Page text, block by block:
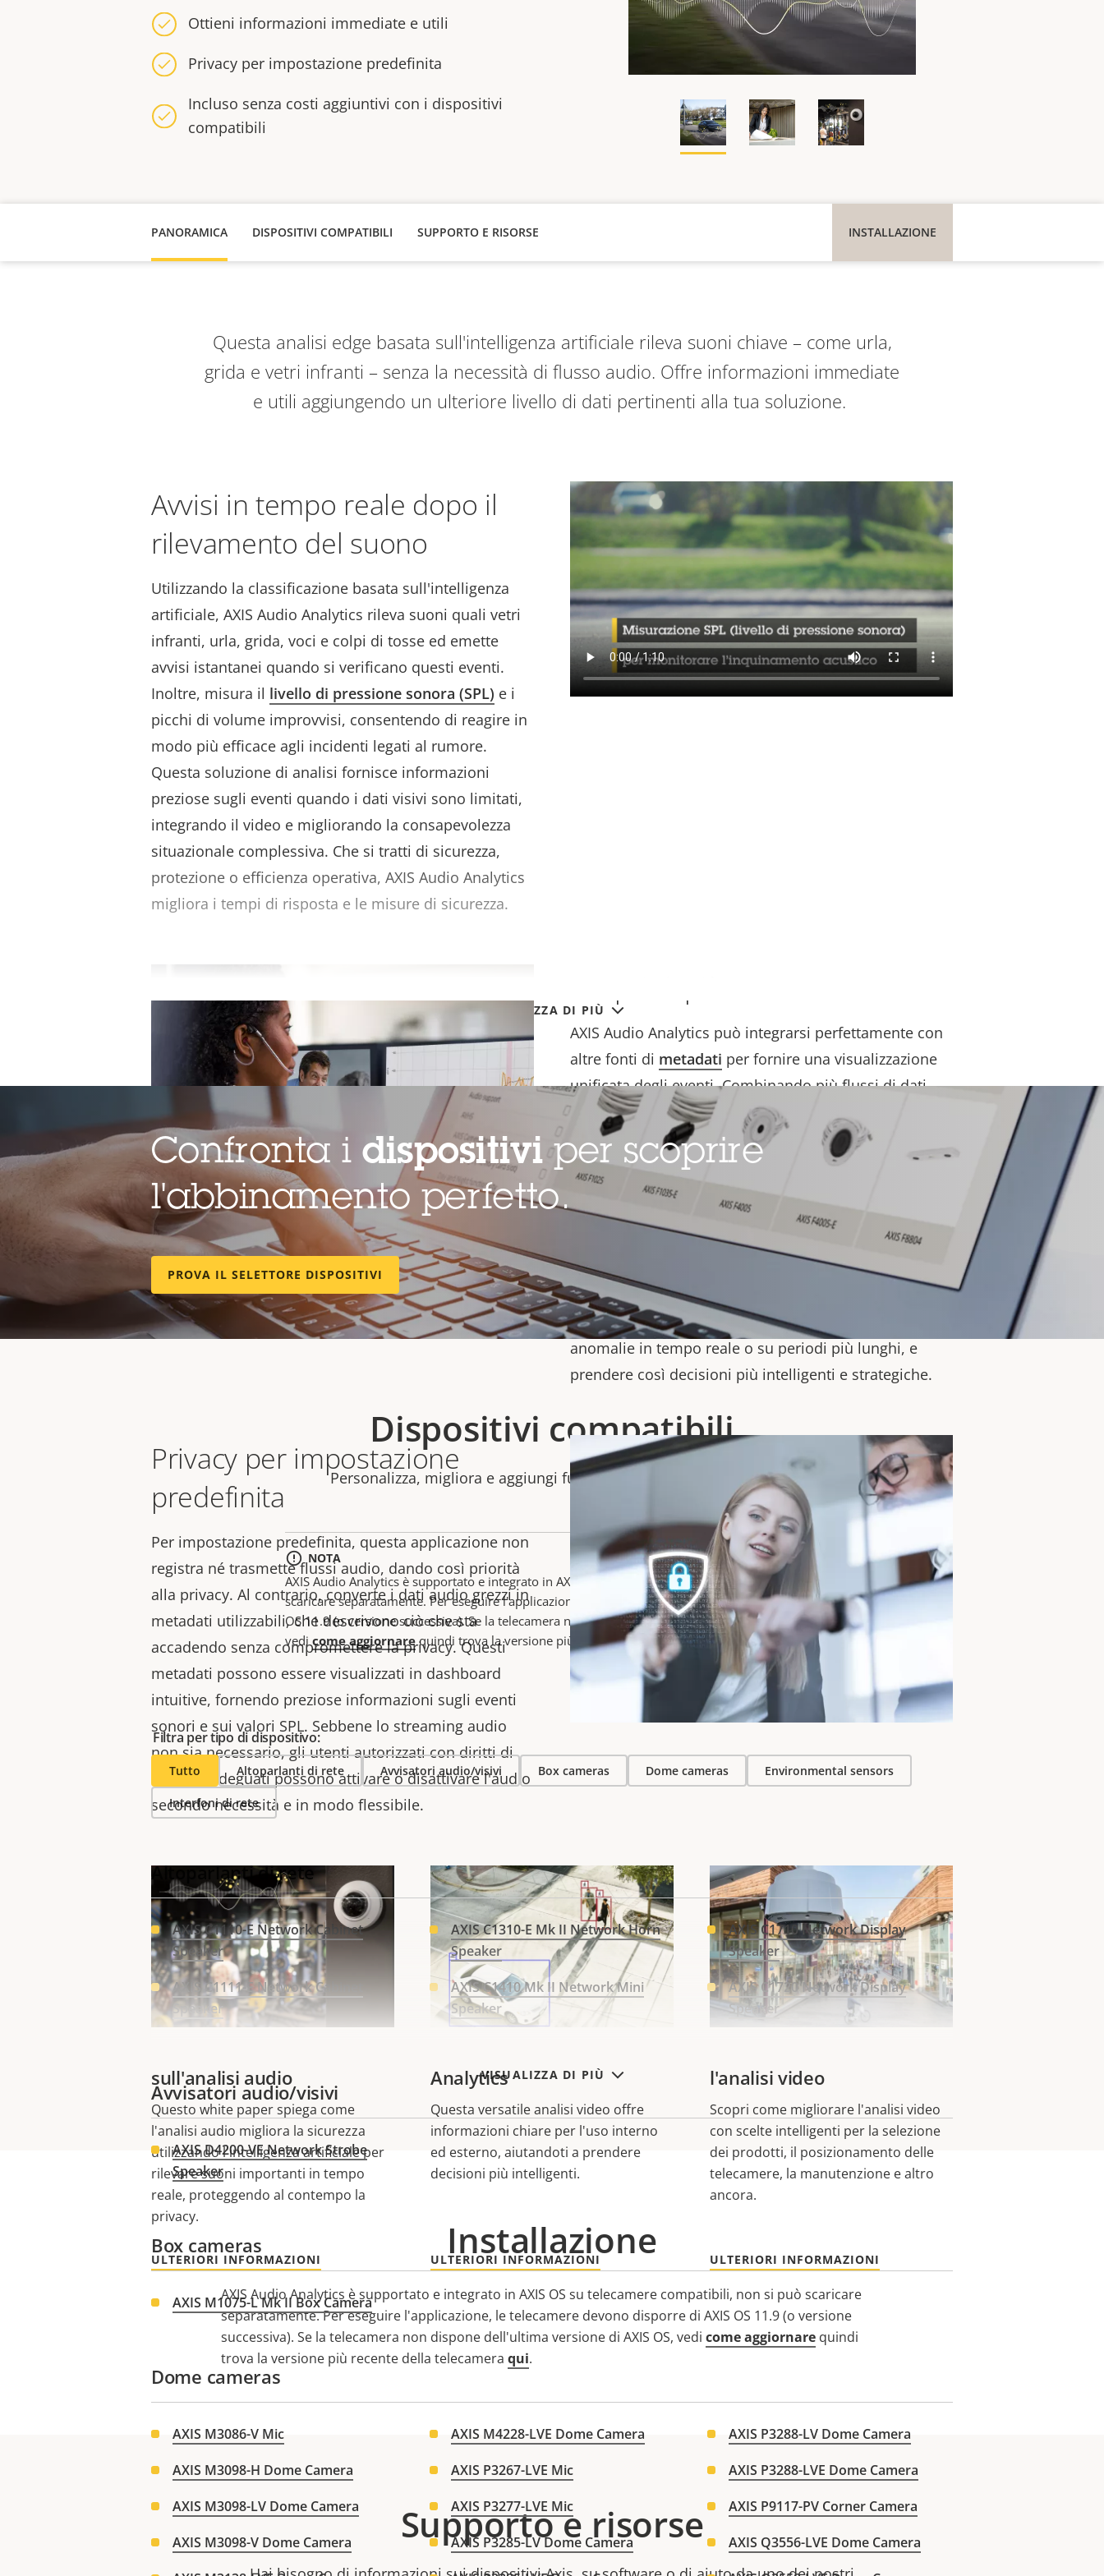
Ottieni informazioni immediate e utili
Privacy per impostazione predefinita​
Incluso senza costi aggiuntivi con i dispositivi
compatibili​
PANORAMICA DISPOSITIVI COMPATIBILI INSTALLAZIONE
SUPPORTO E RISORSE
VISUALIZZA DI PIÙ
Questa analisi edge basata sull'intelligenza artificiale rileva suoni chiave – come urla,
grida e vetri infranti – senza la necessità di flusso audio. Offre informazioni immediate
e utili aggiungendo un ulteriore livello di dati pertinenti alla tua soluzione.
Avvisi in tempo reale dopo il
rilevamento del suono
Utilizzando la classificazione basata sull'intelligenza
artificiale, AXIS Audio Analytics rileva suoni quali vetri
infranti, urla, grida, voci e colpi di tosse ed emette
avvisi istantanei quando si verificano questi eventi.
Inoltre, misura il livello di pressione sonora (SPL) e i
picchi di volume improvvisi, consentendo di reagire in
modo più efficace agli incidenti legati al rumore.
Questa soluzione di analisi fornisce informazioni
preziose sugli eventi quando i dati visivi sono limitati,
integrando il video e migliorando la consapevolezza
situazionale complessiva. Che si tratti di sicurezza,
protezione o efficienza operativa, AXIS Audio Analytics
migliora i tempi di risposta e le misure di sicurezza.
AXIS Audio Analytics può integrarsi perfettamente con
altre fonti di metadati per fornire una visualizzazione
unificata degli eventi. Combinando più flussi di dati,
consente analisi più approfondite e contribuisce a
garantire risposte appropriate e tempestive.
esempio, quando Audio Analytics viene combinato con
il video, il sistema può dirigere automaticamente una
telecamera PTZ verso la sorgente audio.
ConAXIS
Camera Station Proè possibile visualizzare i dati in
dashboard AXIS Data Insights e trasformarli
in informazioni utili. Inoltre, analizzando modelli e
tendenze del suono è possibile identificare eventi e
anomalie in tempo reale o su periodi più lunghi, e
prendere così decisioni più intelligenti e strategiche.
Privacy per impostazione
predefinita
Per impostazione predefinita, questa applicazione non
registra né trasmette flussi audio, dando così priorità
alla privacy. Al contrario, converte i dati audio grezzi in
metadati utilizzabili, che descrivono ciò che sta
accadendo senza compromettere la privacy. Questi
metadati possono essere visualizzati in dashboard
intuitive, fornendo preziose informazioni sugli eventi
sonori e sui valori SPL. Sebbene lo streaming audio
non sia necessario, gli utenti autorizzati con diritti di
accesso adeguati possono attivare o disattivare l'audio
secondo necessità e in modo flessibile.
sull'analisi audio
Questo white paper spiega come
l'analisi audio migliora la sicurezza
utilizzando l'intelligenza artificiale per
rilevare suoni importanti in tempo
reale, proteggendo al contempo la
privacy.
ULTERIORI INFORMAZIONI
Analytics​
Questa versatile analisi video offre
informazioni chiare per l'uso interno
ed esterno, aiutandoti a prendere
decisioni più intelligenti.
ULTERIORI INFORMAZIONI
l'analisi video
Scopri come migliorare l'analisi video
con scelte intelligenti per la selezione
dei prodotti, il posizionamento delle
telecamere, la manutenzione e altro
ancora.
ULTERIORI INFORMAZIONI
Confronta i dispositiviper scoprire
l'abbinamento perfetto.
PROVA IL SELETTORE DISPOSITIVI
Dispositivi compatibili
Personalizza, migliora e aggiungi funzionalità alla tua soluzione.
NOTA
AXIS Audio Analytics è supportato e integrato in AXIS OS su telecamere compatibili, non si può
scaricare separatamente. Per eseguire l'applicazione, le telecamere devono disporre di AXIS
OS 11.9 (o versione successiva).Se la telecamera non dispone dell'ultima versione di AXIS OS,
vedicome aggiornarequindi trova la versione più recente della telecameraqui
Filtra per tipo di dispositivo:
Tutto Altoparlanti di rete Avvisatori audio/visivi Box cameras Dome cameras Environmental sensors
Interfoni di rete
VISUALIZZA DI PIÙ
Altoparlanti di rete
AXIS C1110-E Network Cabinet
Speaker
AXIS C1111-E Network Cabinet
Speaker
AXIS C1310-E Mk II Network Horn
Speaker
AXIS C1410 Mk II Network Mini
Speaker
AXIS C1710 Network Display
Speaker
AXIS C1720 Network Display
Speaker
Avvisatori audio/visivi
AXIS D4200-VE Network Strobe
Speaker
Box cameras
AXIS M1075-L Mk II Box Camera
Dome cameras
AXIS M3086-V Mic
AXIS M3098-H Dome Camera
AXIS M3098-LV Dome Camera
AXIS M3098-V Dome Camera
AXIS M4228-LVE Dome Camera
AXIS P3267-LVE Mic
AXIS P3277-LVE Mic
AXIS P3285-LV Dome Camera
AXIS P3288-LV Dome Camera
AXIS P3288-LVE Dome Camera
AXIS P9117-PV Corner Camera
AXIS Q3556-LVE Dome Camera
Installazione
AXIS Audio Analytics è supportato e integrato in AXIS OS su telecamere compatibili, non si può scaricare
separatamente. Per eseguire l'applicazione, le telecamere devono disporre di AXIS OS 11.9 (o versione
successiva). Se la telecamera non dispone dell'ultima versione di AXIS OS, vedi come aggiornarequindi
trova la versione più recente della telecamera qui.
Supporto e risorse